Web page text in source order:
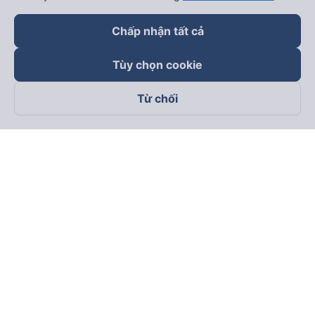
Theo dõi chúng tôi trên
Chấp nhận tất cả
Tùy chọn cookie
Từ chối